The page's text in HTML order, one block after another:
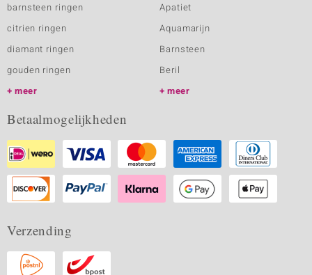
barnsteen ringen
citrien ringen
diamant ringen
gouden ringen
meer
Apatiet
Aquamarijn
Barnsteen
Beril
meer
Betaalmogelijkheden
Verzending